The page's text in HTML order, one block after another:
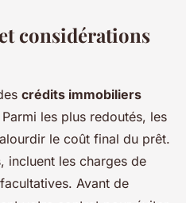
considérations
crédits immobiliers
les plus redoutés, les
le coût final du prêt.
incluent les charges de
Avant de